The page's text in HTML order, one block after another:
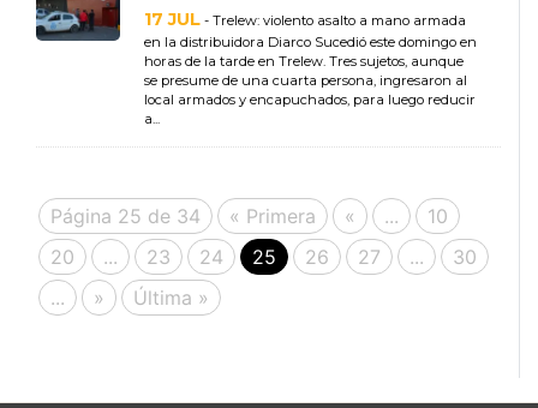
17 JUL - Trelew: violento asalto a mano armada
en la distribuidora Diarco Sucedió este domingo en
horas de la tarde en Trelew. Tres sujetos, aunque
se presume de una cuarta persona, ingresaron al
local armados y encapuchados, para luego reducir
a...
Página 25 de 34 « Primera « ...
10
20
... 23 24 25 26 27 ...
30
...
» Última »